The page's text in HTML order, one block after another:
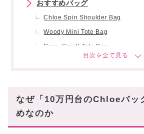
おすすめバッグ
Chloe Spin Shoulder Bag
Woody Mini Tote Bag
Carry Small Tote Bag
SMALL BALLOON SHOULDER
Chloé Paddington Bag(旧型モデ
Charms Hobo Bag
なぜ「10万円台のChloeバッ
めなのか